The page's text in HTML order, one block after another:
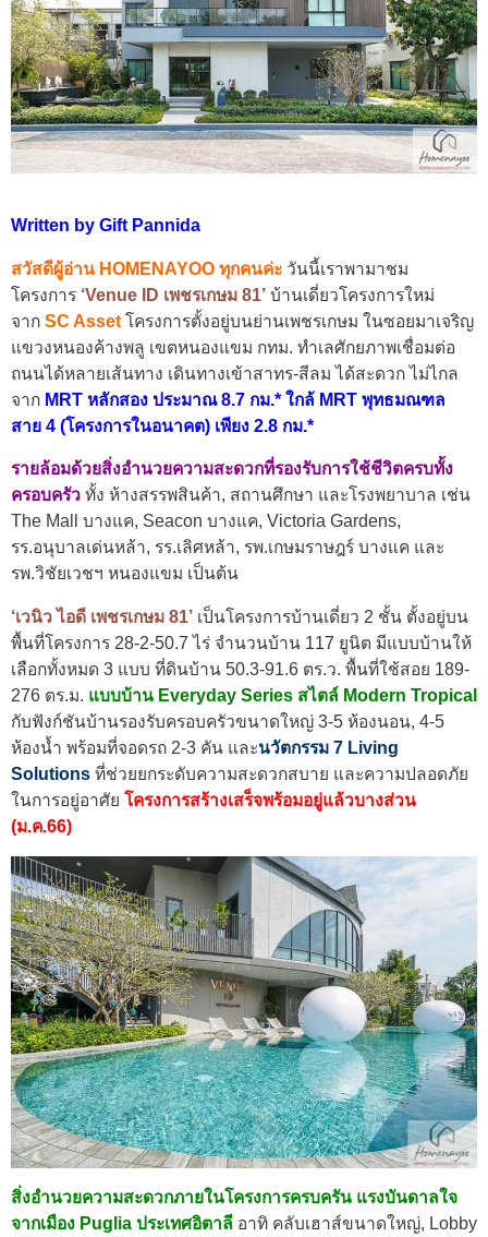
Written by Gift Pannida
สวัสดีผู้อ่าน HOMENAYOO ทุกคนค่ะ วันนี้เราพามาชม
โครงการ ‘Venue ID เพชรเกษม 81’ บ้านเดี่ยวโครงการใหม่
จาก SC Asset โครงการตั้งอยู่บนย่านเพชรเกษม ในซอยมาเจริญ
แขวงหนองค้างพลู เขตหนองแขม กทม. ทำเลศักยภาพเชื่อมต่อ
ถนนได้หลายเส้นทาง เดินทางเข้าสาทร-สีลม ได้สะดวก ไม่ไกล
จาก MRT หลักสอง ประมาณ 8.7 กม.* ใกล้ MRT พุทธมณฑล
สาย 4 (โครงการในอนาคต) เพียง 2.8 กม.*
รายล้อมด้วยสิ่งอำนวยความสะดวกที่รองรับการใช้ชีวิตครบทั้ง
ครอบครัว ทั้ง ห้างสรรพสินค้า, สถานศึกษา และโรงพยาบาล เช่น
The Mall บางแค, Seacon บางแค, Victoria Gardens,
รร.อนุบาลเด่นหล้า, รร.เลิศหล้า, รพ.เกษมราษฎร์ บางแค และ
รพ.วิชัยเวชฯ หนองแขม เป็นต้น
‘เวนิว ไอดี เพชรเกษม 81’ เป็นโครงการบ้านเดี่ยว 2 ชั้น ตั้งอยู่บน
พื้นที่โครงการ 28-2-50.7 ไร่ จำนวนบ้าน 117 ยูนิต มีแบบบ้านให้
เลือกทั้งหมด 3 แบบ ที่ดินบ้าน 50.3-91.6 ตร.ว. พื้นที่ใช้สอย 189-
276 ตร.ม. แบบบ้าน Everyday Series สไตล์ Modern Tropical
กับฟังก์ชันบ้านรองรับครอบครัวขนาดใหญ่ 3-5 ห้องนอน, 4-5
ห้องน้ำ พร้อมที่จอดรถ 2-3 คัน และนวัตกรรม 7 Living
Solutions ที่ช่วยยกระดับความสะดวกสบาย และความปลอดภัย
ในการอยู่อาศัย โครงการสร้างเสร็จพร้อมอยู่แล้วบางส่วน
(ม.ค.66)
สิ่งอำนวยความสะดวกภายในโครงการครบครัน แรงบันดาลใจ
จากเมือง Puglia ประเทศอิตาลี อาทิ คลับเฮาส์ขนาดใหญ่, Lobby